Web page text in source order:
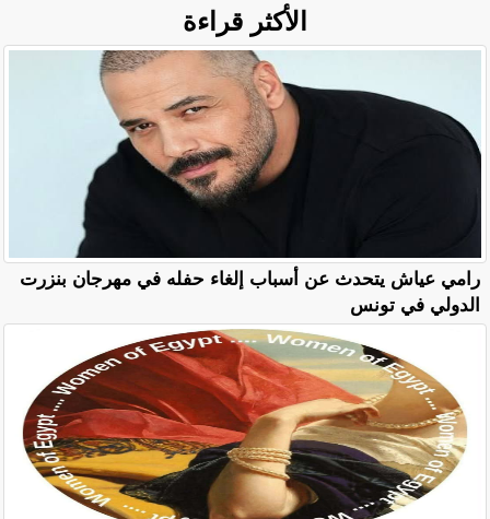
الأكثر قراءة
رامي عياش يتحدث عن أسباب إلغاء حفله في مهرجان بنزرت
الدولي في تونس